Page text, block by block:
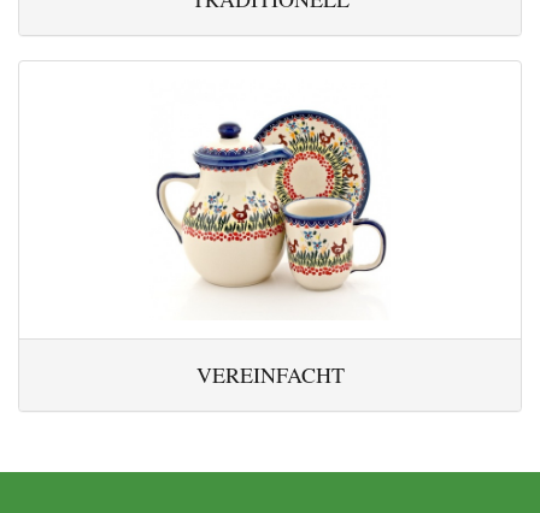
VEREINFACHT